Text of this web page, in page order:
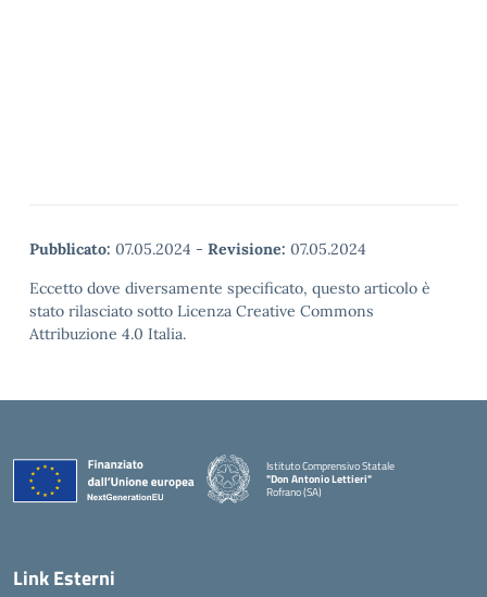
Pubblicato: 07.05.2024 - Revisione: 07.05.2024
Eccetto dove diversamente specificato, questo articolo è
stato rilasciato sotto Licenza Creative Commons
Attribuzione 4.0 Italia.
Istituto Comprensivo Statale
"Don Antonio Lettieri"
Rofrano (SA)
Link Esterni